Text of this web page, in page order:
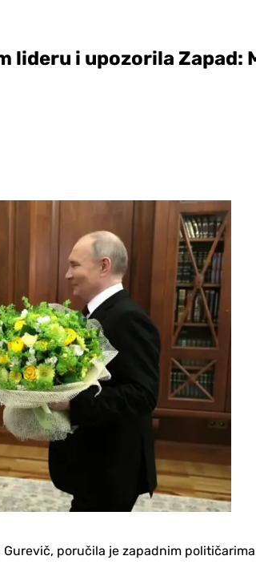
lideru i upozorila Zapad:
poručila je zapadnim